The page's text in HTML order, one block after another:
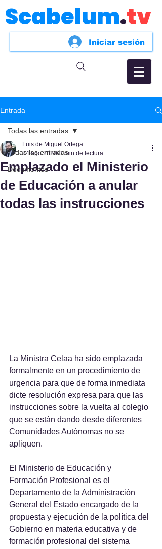
Scabelum.tv
Iniciar sesión
Entrada
Todas las entradas
Documentos
Todas las entradas
Emplazado el Ministerio
de Educación a anular
todas las instrucciones
Luis de Miguel Ortega
24 ago 2020 3 min de lectura
La Ministra Celaa ha sido emplazada
formalmente en un procedimiento de
urgencia para que de forma inmediata
dicte resolución expresa para que las
instrucciones sobre la vuelta al colegio
que se están dando desde diferentes
Comunidades Autónomas no se
apliquen.
El Ministerio de Educación y
Formación Profesional es el
Departamento de la Administración
General del Estado encargado de la
propuesta y ejecución de la política del
Gobierno en materia educativa y de
formación profesional del sistema